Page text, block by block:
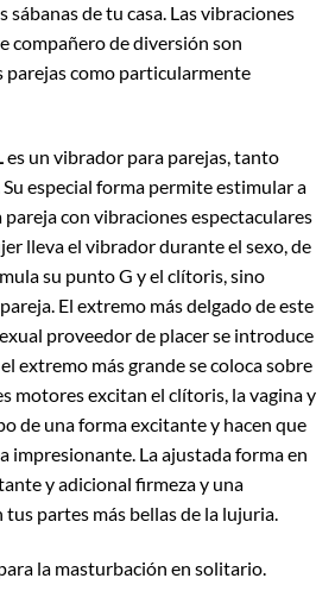
sábanas de tu casa. Las vibraciones
compañero de diversión son
parejas como particularmente
es un vibrador para parejas, tanto
especial forma permite estimular a
con vibraciones espectaculares
lleva el vibrador durante el sexo, de
su punto G y el clítoris, sino
El extremo más delgado de este
proveedor de placer se introduce
extremo más grande se coloca sobre
motores excitan el clítoris, la vagina y
de una forma excitante y hacen que
impresionante. La ajustada forma en
y adicional firmeza y una
partes más bellas de la lujuria.
la masturbación en solitario.